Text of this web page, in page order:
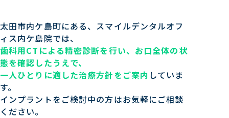
太田市内ケ島町にある、スマイルデンタルオフ
ィス内ケ島院では、
歯科用CTによる精密診断を行い、お口全体の状
態を確認したうえで、
一人ひとりに適した治療方針をご案内 していま
す。
インプラントをご検討中の方はお気軽にご相談
ください。